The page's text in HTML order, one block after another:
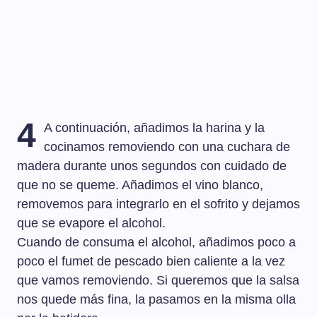
4 A continuación, añadimos la harina y la
cocinamos removiendo con una cuchara de
madera durante unos segundos con cuidado de
que no se queme. Añadimos el vino blanco,
removemos para integrarlo en el sofrito y dejamos
que se evapore el alcohol.
Cuando de consuma el alcohol, añadimos poco a
poco el fumet de pescado bien caliente a la vez
que vamos removiendo. Si queremos que la salsa
nos quede más fina, la pasamos en la misma olla